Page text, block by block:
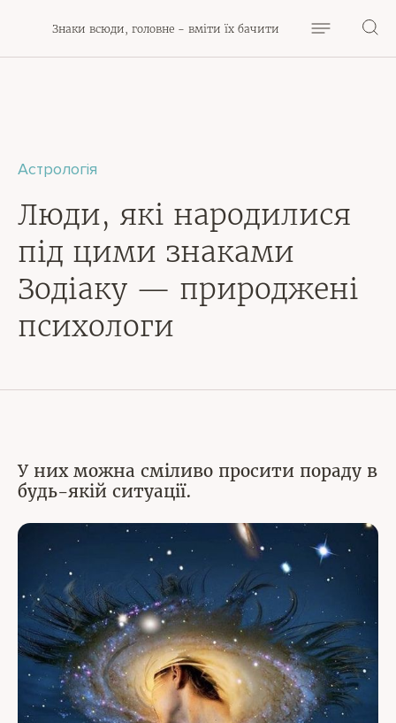
Знаки всюди, головне - вміти їх бачити
Астрологія
Люди, які народилися
під цими знаками
Зодіаку — природжені
психологи
У них можна сміливо просити пораду в
будь-якій ситуації.